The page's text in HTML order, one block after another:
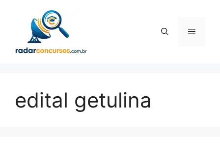
conteúdo
Menu
edital getulina